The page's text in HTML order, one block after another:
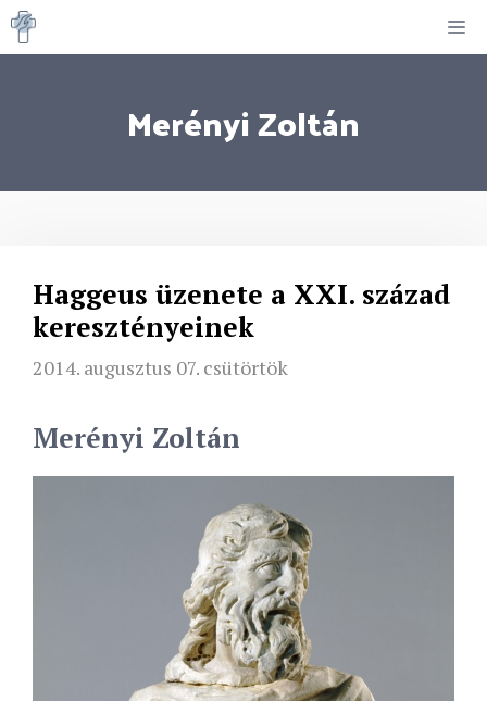
Kilépés
a
Merényi Zoltán
Haggeus üzenete a XXI. század
keresztényeinek
2014. augusztus 07. csütörtök
Merényi Zoltán